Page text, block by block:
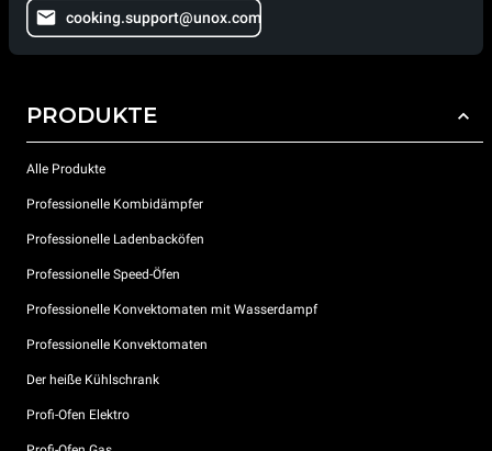
cooking.support@unox.com
PRODUKTE
Alle Produkte
Professionelle Kombidämpfer
Professionelle Ladenbacköfen
Professionelle Speed-Öfen
Professionelle Konvektomaten mit Wasserdampf
Professionelle Konvektomaten
Der heiße Kühlschrank
Profi-Ofen Elektro